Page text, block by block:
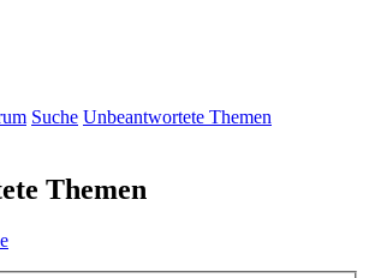
Suche Unbeantwortete Themen
Themen